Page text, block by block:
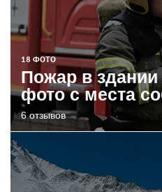
18 ФОТО
Пожар в
фото с места
6 отзывов